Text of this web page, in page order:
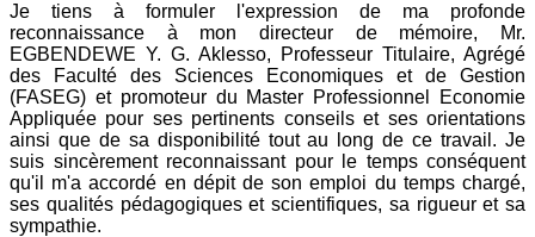
Je tiens à formuler l'expression de ma profonde
reconnaissance à mon directeur de mémoire, Mr.
EGBENDEWE Y. G. Aklesso, Professeur Titulaire, Agrégé
des Faculté des Sciences Economiques et de Gestion
(FASEG) et promoteur du Master Professionnel Economie
Appliquée pour ses pertinents conseils et ses orientations
ainsi que de sa disponibilité tout au long de ce travail. Je
suis sincèrement reconnaissant pour le temps conséquent
qu'il m'a accordé en dépit de son emploi du temps chargé,
ses qualités pédagogiques et scientifiques, sa rigueur et sa
sympathie.